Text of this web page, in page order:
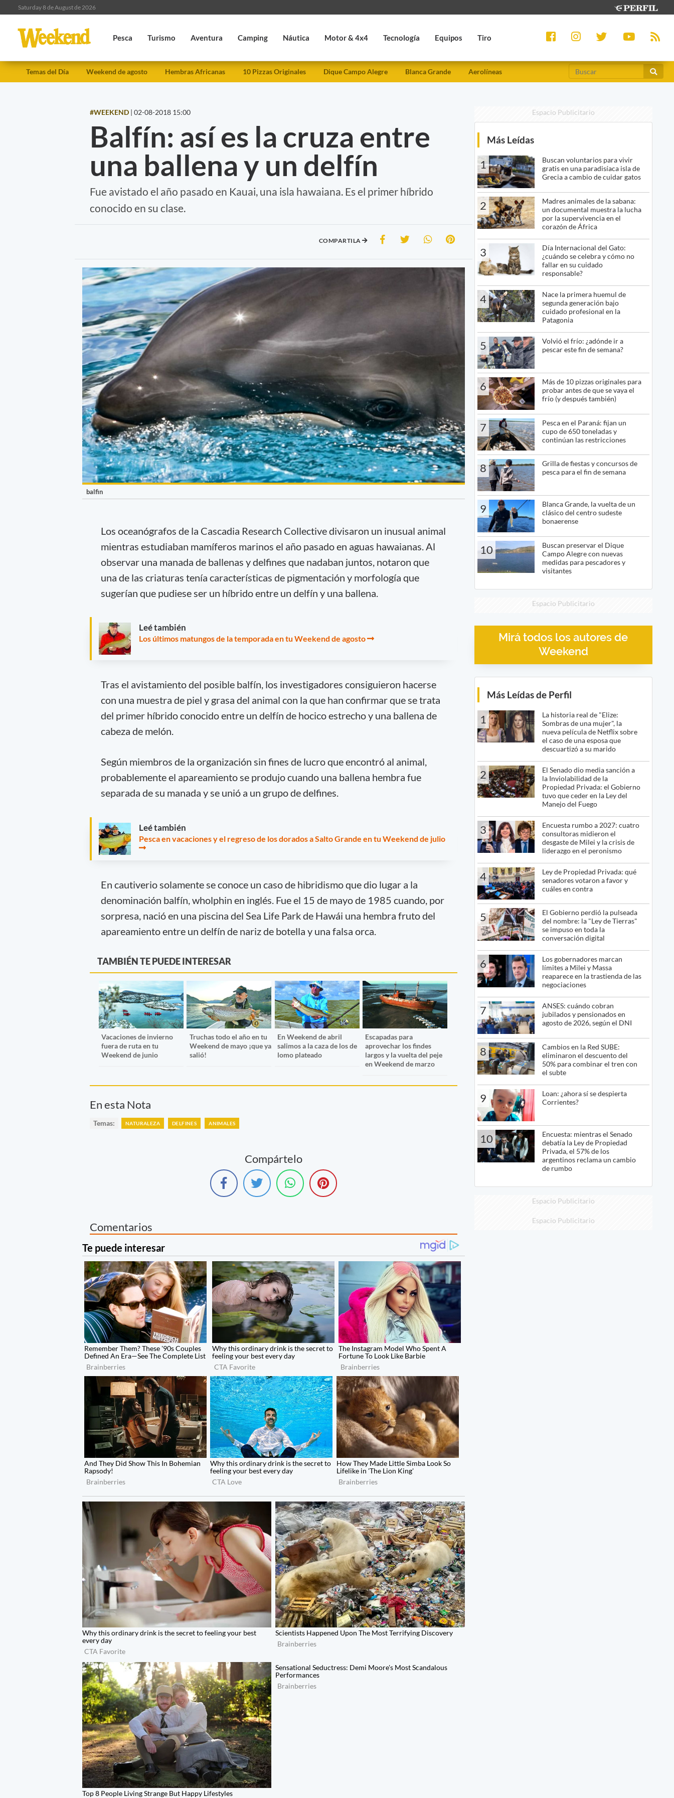
Saturday 8 de August de 2026
Pesca Turismo Aventura Camping Náutica Motor & 4x4 Tecnología Equipos Tiro
Temas del Día Weekend de agosto Hembras Africanas 10 Pizzas Originales Dique Campo Alegre Blanca Grande Aerolíneas
#WEEKEND | 02-08-2018 15:00
Balfín: así es la cruza entre
una ballena y un delfín
Fue avistado el año pasado en Kauai, una isla hawaiana. Es el primer híbrido
conocido en su clase.
COMPARTILA
balfin
Los oceanógrafos de la Cascadia Research Collective divisaron un inusual animal
mientras estudiaban mamíferos marinos el año pasado en aguas hawaianas. Al
observar una manada de ballenas y delfines que nadaban juntos, notaron que
una de las criaturas tenía características de pigmentación y morfología que
sugerían que pudiese ser un híbrido entre un delfín y una ballena.
Leé también
Los últimos matungos de la temporada en tu Weekend de agosto
Tras el avistamiento del posible balfín, los investigadores consiguieron hacerse
con una muestra de piel y grasa del animal con la que han confirmar que se trata
del primer híbrido conocido entre un delfín de hocico estrecho y una ballena de
cabeza de melón.
Según miembros de la organización sin fines de lucro que encontró al animal,
probablemente el apareamiento se produjo cuando una ballena hembra fue
separada de su manada y se unió a un grupo de delfines.
Leé también
Pesca en vacaciones y el regreso de los dorados a Salto Grande en tu Weekend de julio
En cautiverio solamente se conoce un caso de hibridismo que dio lugar a la
denominación balfín, wholphin en inglés. Fue el 15 de mayo de 1985 cuando, por
sorpresa, nació en una piscina del Sea Life Park de Hawái una hembra fruto del
apareamiento entre un delfín de nariz de botella y una falsa orca.
TAMBIÉN TE PUEDE INTERESAR
Vacaciones de invierno
fuera de ruta en tu
Weekend de junio
Truchas todo el año en tu
Weekend de mayo ¡que ya
salió!
En Weekend de abril
salimos a la caza de los de
lomo plateado
Escapadas para
aprovechar los findes
largos y la vuelta del peje
en Weekend de marzo
En esta Nota
Temas: NATURALEZA DELFINES ANIMALES
Compártelo
Comentarios
Espacio Publicitario
Más Leídas
1
Buscan voluntarios para vivir
gratis en una paradisíaca isla de
Grecia a cambio de cuidar gatos
2
Madres animales de la sabana:
un documental muestra la lucha
por la supervivencia en el
corazón de África
3
Día Internacional del Gato:
¿cuándo se celebra y cómo no
fallar en su cuidado
responsable?
4
Nace la primera huemul de
segunda generación bajo
cuidado profesional en la
Patagonia
5
Volvió el frío: ¿adónde ir a
pescar este fin de semana?
6
Más de 10 pizzas originales para
probar antes de que se vaya el
frío (y después también)
7
Pesca en el Paraná: fijan un
cupo de 650 toneladas y
continúan las restricciones
8
Grilla de fiestas y concursos de
pesca para el fin de semana
9
Blanca Grande, la vuelta de un
clásico del centro sudeste
bonaerense
10
Buscan preservar el Dique
Campo Alegre con nuevas
medidas para pescadores y
visitantes
Espacio Publicitario
Mirá todos los autores de
Weekend
Más Leídas de Perfil
1
La historia real de "Elize:
Sombras de una mujer", la
nueva película de Netflix sobre
el caso de una esposa que
descuartizó a su marido
2
El Senado dio media sanción a
la Inviolabilidad de la
Propiedad Privada: el Gobierno
tuvo que ceder en la Ley del
Manejo del Fuego
3
Encuesta rumbo a 2027: cuatro
consultoras midieron el
desgaste de Milei y la crisis de
liderazgo en el peronismo
4
Ley de Propiedad Privada: qué
senadores votaron a favor y
cuáles en contra
5
El Gobierno perdió la pulseada
del nombre: la "Ley de Tierras"
se impuso en toda la
conversación digital
6
Los gobernadores marcan
límites a Milei y Massa
reaparece en la trastienda de las
negociaciones
7
ANSES: cuándo cobran
jubilados y pensionados en
agosto de 2026, según el DNI
8
Cambios en la Red SUBE:
eliminaron el descuento del
50% para combinar el tren con
el subte
9
Loan: ¿ahora sí se despierta
Corrientes?
10
Encuesta: mientras el Senado
debatía la Ley de Propiedad
Privada, el 57% de los
argentinos reclama un cambio
de rumbo
Espacio Publicitario
Espacio Publicitario